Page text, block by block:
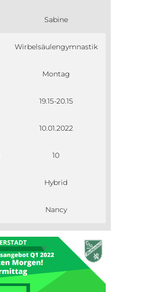
Sabine
Wirbelsäulengymnastik
Montag
19.15-20.15
10.01.2022
10
Hybrid
Nancy